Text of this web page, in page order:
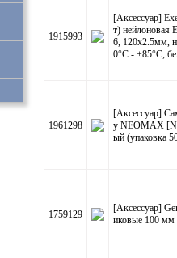
1915993
[Аксессуар]
т) нейлоновая
6, 120x2.5мм,
0°C - +85°C,
1961298
[Аксессуар]
у NEOMAX
ый (упаковка
1759129
[Аксессуар]
иковые 100